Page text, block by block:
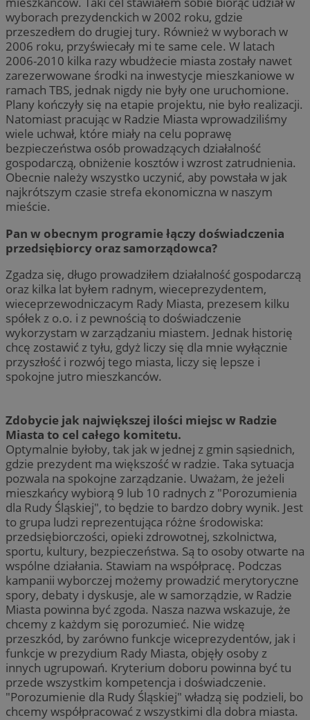
wyborach prezydenckich w 2002 roku, gdzie
przeszedłem do drugiej tury. Również w wyborach w
2006 roku, przyświecały mi te same cele. W latach
2006-2010 kilka razy wbudżecie miasta zostały nawet
zarezerwowane środki na inwestycje mieszkaniowe w
ramach TBS, jednak nigdy nie były one uruchomione.
Plany kończyły się na etapie projektu, nie było realizacji.
Natomiast pracując w Radzie Miasta wprowadziliśmy
wiele uchwał, które miały na celu poprawę
bezpieczeństwa osób prowadzących działalność
gospodarczą, obniżenie kosztów i wzrost zatrudnienia.
Obecnie należy wszystko uczynić, aby powstała w jak
najkrótszym czasie strefa ekonomiczna w naszym
mieście.
Pan w obecnym programie łączy doświadczenia
przedsiębiorcy oraz samorządowca?
Zgadza się, długo prowadziłem działalność gospodarczą
oraz kilka lat byłem radnym, wieceprezydentem,
wieceprzewodniczacym Rady Miasta, prezesem kilku
spółek z o.o. i z pewnością to doświadczenie
wykorzystam w zarządzaniu miastem. Jednak historię
chcę zostawić z tyłu, gdyż liczy się dla mnie wyłącznie
przyszłość i rozwój tego miasta, liczy się lepsze i
spokojne jutro mieszkanców.
Zdobycie jak największej ilości miejsc w Radzie
Miasta to cel całego komitetu.
Optymalnie byłoby, tak jak w jednej z gmin sąsiednich,
gdzie prezydent ma większość w radzie. Taka sytuacja
pozwala na spokojne zarządzanie. Uważam, że jeżeli
mieszkańcy wybiorą 9 lub 10 radnych z "Porozumienia
dla Rudy Śląskiej", to będzie to bardzo dobry wynik. Jest
to grupa ludzi reprezentująca różne środowiska:
przedsiębiorczości, opieki zdrowotnej, szkolnictwa,
sportu, kultury, bezpieczeństwa. Są to osoby otwarte na
wspólne działania. Stawiam na współpracę. Podczas
kampanii wyborczej możemy prowadzić merytoryczne
spory, debaty i dyskusje, ale w samorządzie, w Radzie
Miasta powinna być zgoda. Nasza nazwa wskazuje, że
chcemy z każdym się porozumieć. Nie widzę
przeszkód, by zarówno funkcje wiceprezydentów, jak i
funkcje w prezydium Rady Miasta, objęły osoby z
innych ugrupowań. Kryterium doboru powinna być tu
przede wszystkim kompetencja i doświadczenie.
"Porozumienie dla Rudy Śląskiej" władzą się podzieli, bo
chcemy współpracować z wszystkimi dla dobra miasta.